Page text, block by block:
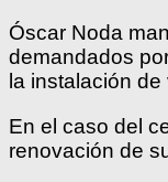
Óscar Noda
demandados
la instalación
En el caso del
renovación de